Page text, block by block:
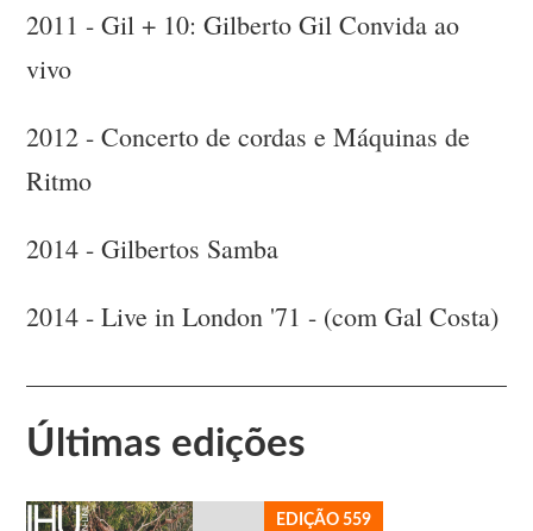
2011 - Gil + 10: Gilberto Gil Convida ao
vivo
2012 - Concerto de cordas e Máquinas de
Ritmo
2014 - Gilbertos Samba
2014 - Live in London '71 - (com Gal Costa)
Últimas edições
EDIÇÃO 559